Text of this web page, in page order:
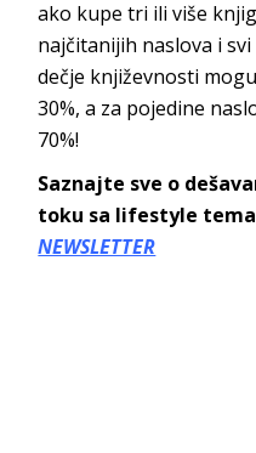
ako kupe tri ili više
najčitanijih naslova i
dečje književnosti
30%, a za pojedine
70%!
Saznajte sve o
toku sa lifestyle
NEWSLETTER